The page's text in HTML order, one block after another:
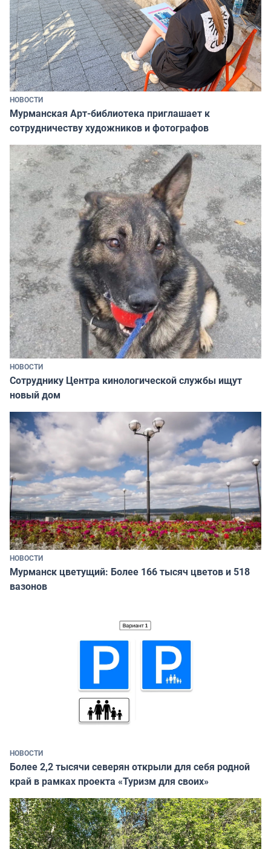
НОВОСТИ
Мурманская Арт-библиотека приглашает к
сотрудничеству художников и фотографов
НОВОСТИ
Сотруднику Центра кинологической службы ищут
новый дом
НОВОСТИ
Мурманск цветущий: Более 166 тысяч цветов и 518
вазонов
НОВОСТИ
Более 2,2 тысячи северян открыли для себя родной
край в рамках проекта «Туризм для своих»